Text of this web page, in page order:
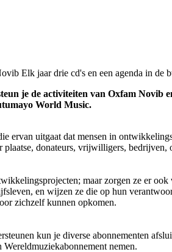
Elk jaar drie cd's en een agenda in de
je de activiteiten van Oxfam
World Music.
ervan uitgaat dat mensen in
donateurs, vrijwilligers,
maar zorgen ze er
en wijzen ze die op hun
zichzelf kunnen opkomen.
kun je diverse abonnementen
nemen.